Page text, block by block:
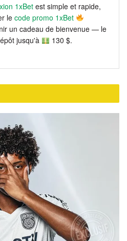
1xBet est simple et rapide,
le code promo 1xBet
un cadeau de bienvenue — le
jusqu'à
130 $.